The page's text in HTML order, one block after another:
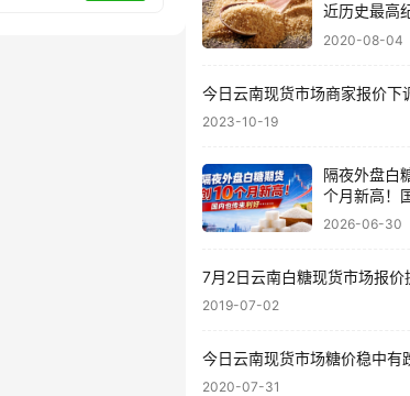
近历史最高
超40万吨
2020-08-04
今日云南现货市场商家报价下
2023-10-19
隔夜外盘白
个月新高！
好……
2026-06-30
7月2日云南白糖现货市场报价
2019-07-02
今日云南现货市场糖价稳中有
2020-07-31